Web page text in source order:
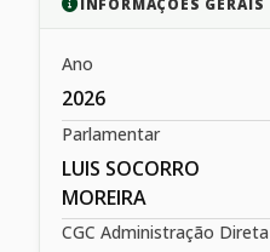
INFORMAÇÕES GERAIS
Ano
2026
Parlamentar
LUIS SOCORRO
MOREIRA
CGC Administração Direta